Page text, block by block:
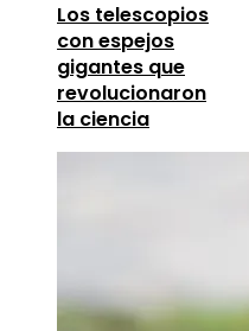
Los telescopios
con espejos
gigantes que
revolucionaron
la ciencia